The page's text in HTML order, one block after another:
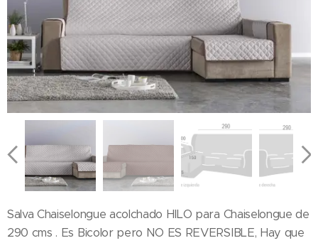
Salva Chaiselongue acolchado HILO para Chaiselongue de
290 cms . Es Bicolor pero NO ES REVERSIBLE, Hay que